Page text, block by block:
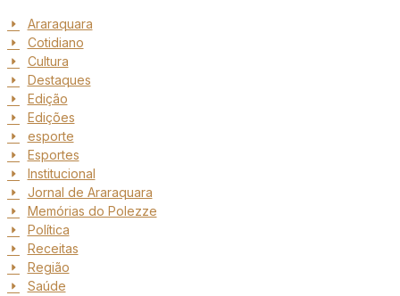
Araraquara
Cotidiano
Cultura
Destaques
Edição
Edições
esporte
Esportes
Institucional
Jornal de Araraquara
Memórias do Polezze
Política
Receitas
Região
Saúde